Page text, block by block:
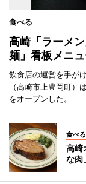
食べる
高崎「ラーメ
麺」看板メニ
飲食店の運営を手が
（高崎市上豊岡町）
をオープンした。
食べる
高崎
な肉